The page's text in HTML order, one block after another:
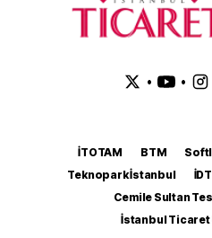
• •
İTOTAM BTM
Teknopark İstanbul
Cemile Sultan
İstanbul